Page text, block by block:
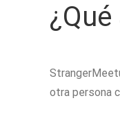
otra persona